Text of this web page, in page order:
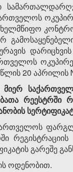
20
მიერ
გარეშე
ოდენობით.